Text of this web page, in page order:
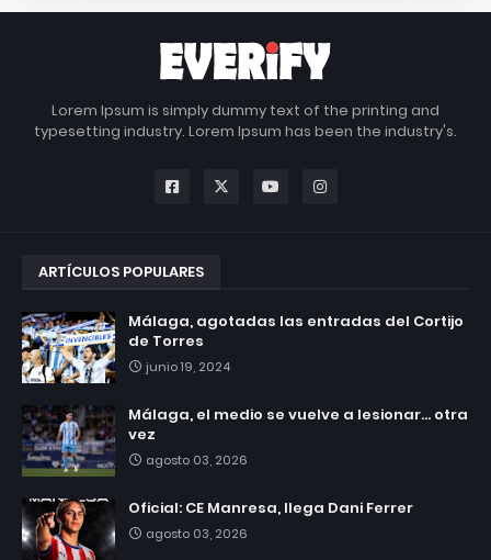
Lorem Ipsum is simply dummy text of the printing and
typesetting industry. Lorem Ipsum has been the industry's.
ARTÍCULOS POPULARES
Málaga, agotadas las entradas del Cortijo
de Torres
junio 19, 2024
Málaga, el medio se vuelve a lesionar... otra
vez
agosto 03, 2026
Oficial: CE Manresa, llega Dani Ferrer
agosto 03, 2026